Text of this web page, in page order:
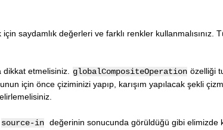
saydamlık değerleri ve farklı renkler kullanmalısınız.
dikkat etmelisiniz. globalCompositeOperation özelliği
için önce çiziminizi yapıp, karışım yapılacak şekli
source-in değerinin sonucunda görüldüğü gibi elimizde